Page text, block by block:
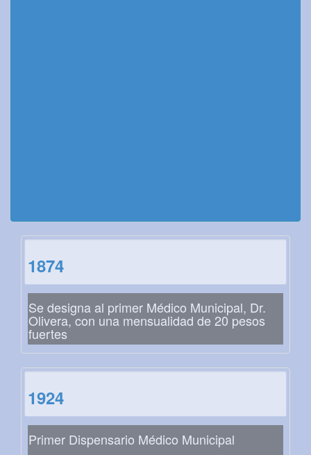
1874
Se designa al primer Médico Municipal, Dr.
Olivera, con una mensualidad de 20 pesos
fuertes
1924
Primer Dispensario Médico Municipal